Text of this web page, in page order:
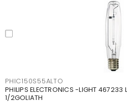
PHIC150S55ALTO
PHILIPS ELECTRONICS -LIGHT 467233
1/2GOLIATH